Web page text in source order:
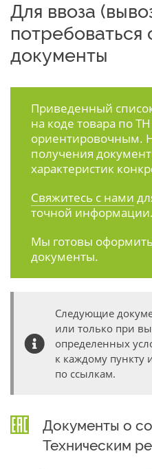
Для ввоза
документы
Приведенный
на коде товара по
ориентировочным.
получения
характеристик
Свяжитесь с нами
точной информации.
Мы готовы оформить
документы.
Следующие
или только при
определенных
к каждому пункту
по ссылкам.
Документы о
Техническим